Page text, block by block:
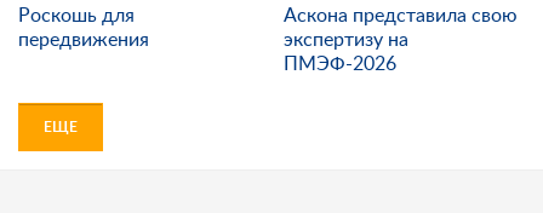
Роскошь для
передвижения
Аскона представила свою
экспертизу на
ПМЭФ-2026
ЕЩЕ